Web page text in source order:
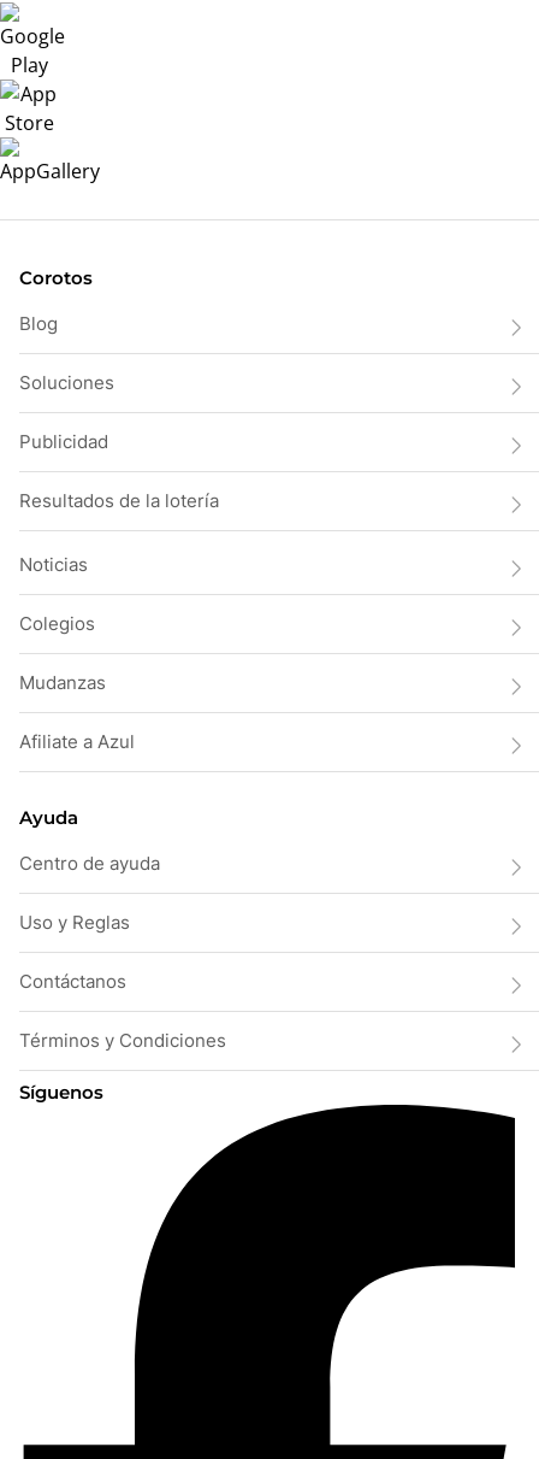
Corotos
Blog
Soluciones
Publicidad
Resultados de la lotería
Noticias
Colegios
Mudanzas
Afiliate a Azul
Ayuda
Centro de ayuda
Uso y Reglas
Contáctanos
Términos y Condiciones
Síguenos